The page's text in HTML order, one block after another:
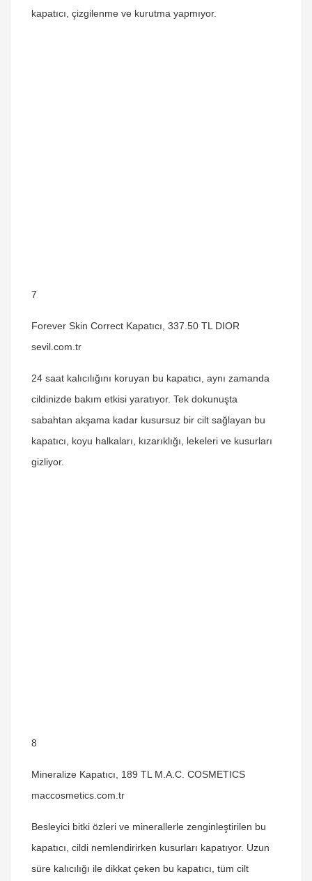
kapatıcı, çizgilenme ve kurutma yapmıyor.
7
Forever Skin Correct Kapatıcı, 337.50 TL DIOR
sevil.com.tr
24 saat kalıcılığını koruyan bu kapatıcı, aynı zamanda
cildinizde bakım etkisi yaratıyor. Tek dokunuşta
sabahtan akşama kadar kusursuz bir cilt sağlayan bu
kapatıcı, koyu halkaları, kızarıklığı, lekeleri ve kusurları
gizliyor.
8
Mineralize Kapatıcı, 189 TL M.A.C. COSMETICS
maccosmetics.com.tr
Besleyici bitki özleri ve minerallerle zenginleştirilen bu
kapatıcı, cildi nemlendirirken kusurları kapatıyor. Uzun
süre kalıcılığı ile dikkat çeken bu kapatıcı, tüm cilt